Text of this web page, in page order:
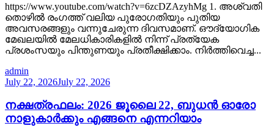
https://www.youtube.com/watch?v=6zcDZAzyhMg 1. അശ്വതി
തൊഴിൽ രംഗത്ത് വലിയ പുരോഗതിയും പുതിയ
അവസരങ്ങളും വന്നുചേരുന്ന ദിവസമാണ്. ഔദ്യോഗിക
മേഖലയിൽ മേലധികാരികളിൽ നിന്ന് പ്രത്യേക
പ്രശംസയും പിന്തുണയും പ്രതീക്ഷിക്കാം. നിർത്തിവെച്ച...
admin
July 22, 2026July 22, 2026
നക്ഷത്രഫലം: 2026 ജൂലൈ 22, ബുധൻ ഓരോ
നാളുകാർക്കും എങ്ങനെ എന്നറിയാം